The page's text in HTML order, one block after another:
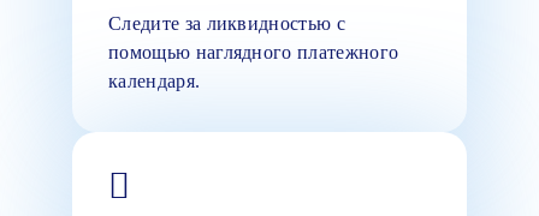
Следите за ликвидностью с
помощью наглядного платежного
календаря.